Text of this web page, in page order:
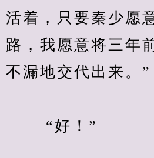
活着，只要秦少愿
路，我愿意将三年
不漏地交代出来。”
“好！”